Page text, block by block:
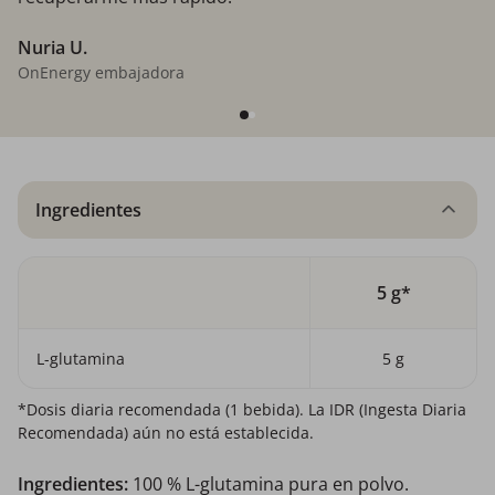
Nuria U.
OnEnergy embajadora
Ingredientes
5 g*
L-glutamina 5 g
*Dosis diaria recomendada (1 bebida). La IDR (Ingesta Diaria
Recomendada) aún no está establecida.
Ingredientes: 100 % L-glutamina pura en polvo.